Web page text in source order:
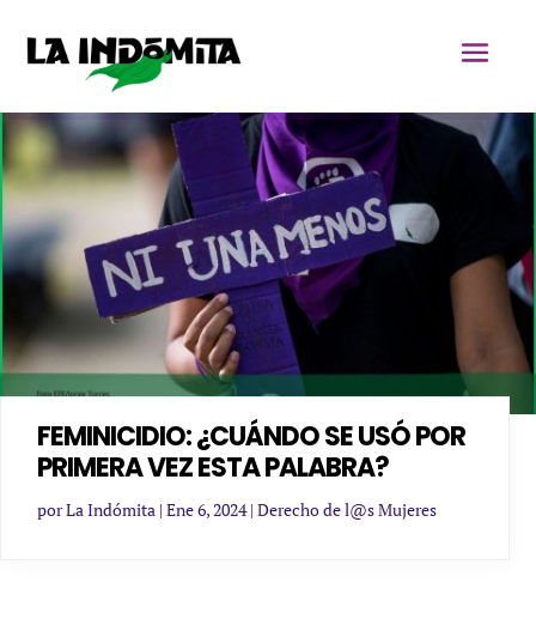
FEMINICIDIO: ¿CUÁNDO SE USÓ POR
PRIMERA VEZ ESTA PALABRA?
porLa Indómita | Ene 6, 2024| Derecho de l@s Mujeres